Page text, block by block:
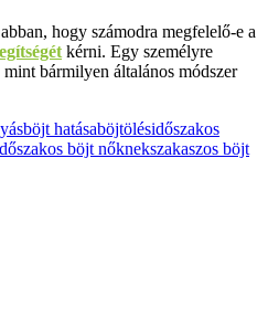
hogy számodra megfelelő-e a
kérni. Egy személyre
bármilyen általános módszer
böjt hatásaböjtölésidőszakos
böjt nőknekszakaszos böjt